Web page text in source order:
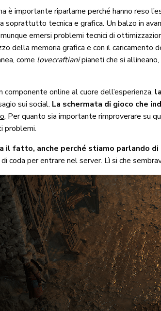
è importante riparlarne perché hanno reso
soprattutto tecnica e grafica. Un balzo in
emersi problemi tecnici di
della memoria grafica e con il
come lovecraftianipianeti che si
online al cuore dell’esperienza,
sui social. La schermata di gioco che
. Per quanto sia importante rimproverare su
problemi.
il fatto, anche perché stiamo parlando di
di coda per entrare nel server. Lì si che